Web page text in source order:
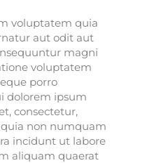
voluptatem quia
aut odit aut
magni
voluptatem
porro
dolorem ipsum
consectetur,
quia non numquam
incidunt ut labore
aliquam quaerat